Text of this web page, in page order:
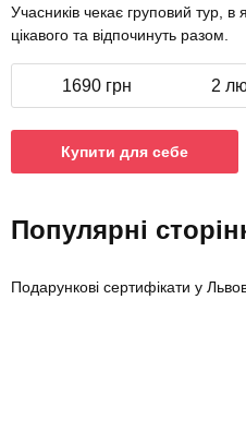
Учасників чекає груповий тур,
цікавого та відпочинуть разом.
1690 грн 2
Купити для себе
Популярні
Подарункові сертифікати у